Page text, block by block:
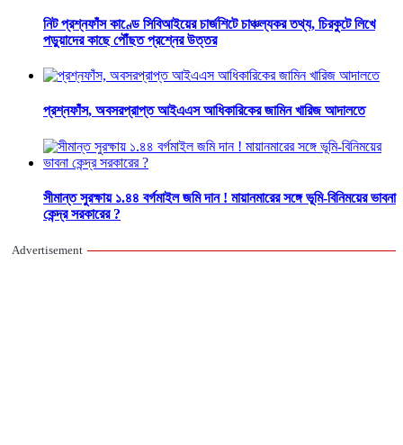
নিট প্রশ্নফাঁস কাণ্ডে সিবিআইয়ের চার্জশিটে চাঞ্চল্যকর তথ্য, চিরকুটে লিখে
পড়ুয়াদের কাছে পৌঁছত প্রশ্নের উত্তর
প্রশ্নফাঁস, অবসরপ্রাপ্ত আইএএস আধিকারিকের জামিন খারিজ আদালতে
সীমান্ত সুরক্ষায় ১.৪৪ বর্গমাইল জমি দান ! মায়ানমারের সঙ্গে ভূমি-বিনিময়ের ভাবনা
কেন্দ্র সরকারের ?
Advertisement